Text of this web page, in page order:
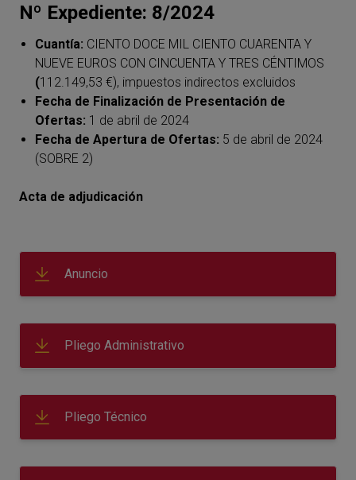
Nº Expediente: 8/2024
Cuantía: CIENTO DOCE MIL CIENTO CUARENTA Y
NUEVE EUROS CON CINCUENTA Y TRES CÉNTIMOS
(112.149,53 €), impuestos indirectos excluidos
Fecha de Finalización de Presentación de
Ofertas: 1 de abril de 2024
Fecha de Apertura de Ofertas: 5 de abril de 2024
(SOBRE 2)
Acta de adjudicación
Anuncio
Pliego Administrativo
Pliego Técnico